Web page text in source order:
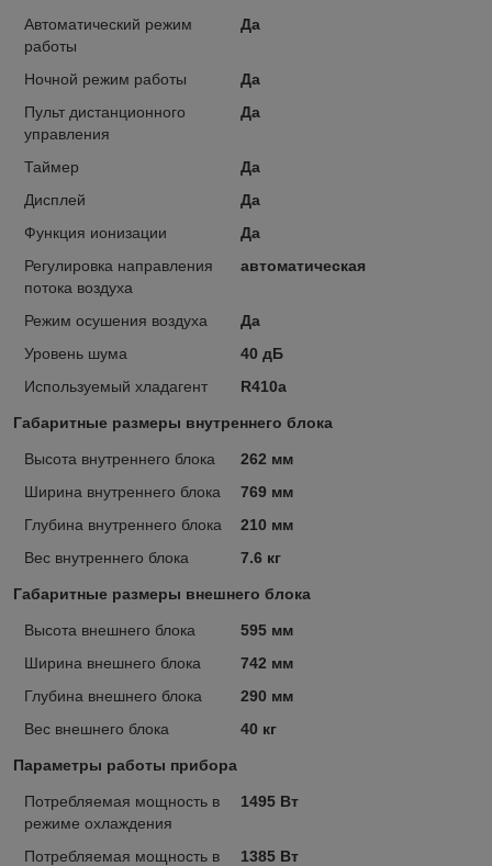
Автоматический режим
работы
Да
Ночной режим работы
Да
Пульт дистанционного
управления
Да
Таймер
Да
Дисплей
Да
Функция ионизации
Да
Регулировка направления
потока воздуха
автоматическая
Режим осушения воздуха
Да
Уровень шума
40 дБ
Используемый хладагент
R410a
Габаритные размеры внутреннего блока
Высота внутреннего блока
262 мм
Ширина внутреннего блока
769 мм
Глубина внутреннего блока
210 мм
Вес внутреннего блока
7.6 кг
Габаритные размеры внешнего блока
Высота внешнего блока
595 мм
Ширина внешнего блока
742 мм
Глубина внешнего блока
290 мм
Вес внешнего блока
40 кг
Параметры работы прибора
Потребляемая мощность в
режиме охлаждения
1495 Вт
Потребляемая мощность в
1385 Вт